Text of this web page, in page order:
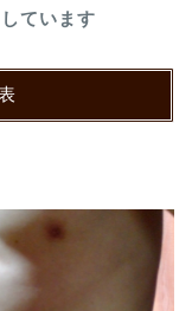
ています